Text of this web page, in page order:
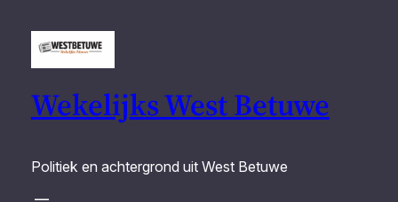
Wekelijks West Betuwe
Politiek en achtergrond uit West Betuwe